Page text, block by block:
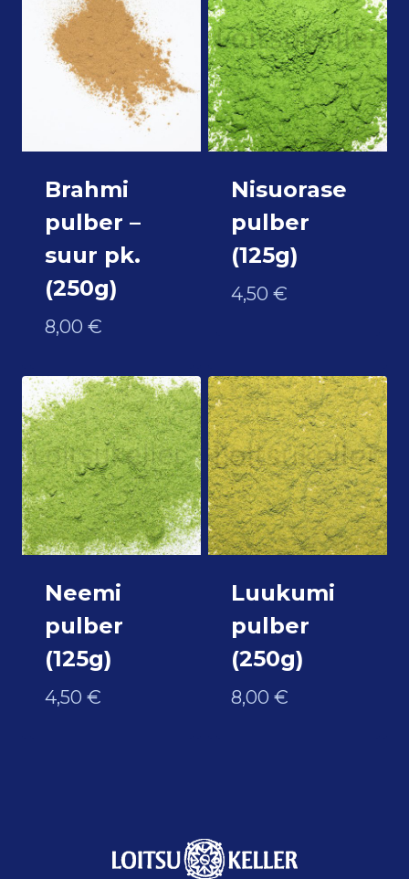
Brahmi
pulber –
suur pk.
(250g)
8,00 €
Nisuorase
pulber
(125g)
4,50 €
Neemi
pulber
(125g)
4,50 €
Luukumi
pulber
(250g)
8,00 €